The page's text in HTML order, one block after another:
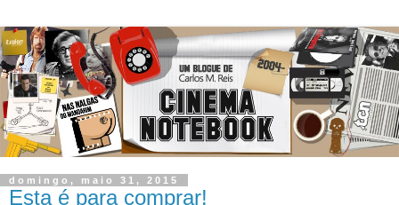
domingo, maio 31, 2015
Esta é para comprar!